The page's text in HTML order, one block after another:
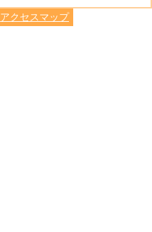
アクセスマップ